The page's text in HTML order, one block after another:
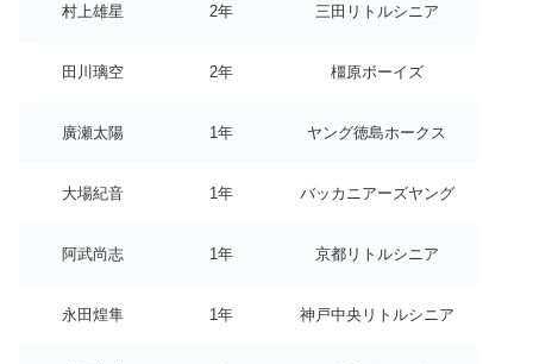
村上雄星 2年 三田リトルシニア
田川璃空 2年 橿原ボーイズ
廣瀬太陽 1年 ヤング徳島ホークス
大場紀音 1年 バッカニアーズヤング
阿武尚志 1年 京都リトルシニア
永田煌隼 1年 神戸中央リトルシニア